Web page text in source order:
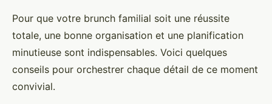
Pour que votre brunch familial soit une réussite
totale, une bonne organisation et une planification
minutieuse sont indispensables. Voici quelques
conseils pour orchestrer chaque détail de ce moment
convivial.